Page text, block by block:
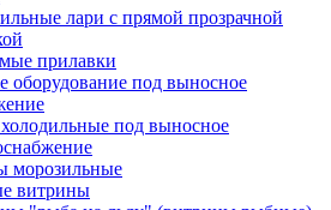
лари с прямой прозрачной
прилавки
оборудование под выносное
под выносное
морозильные
витрины